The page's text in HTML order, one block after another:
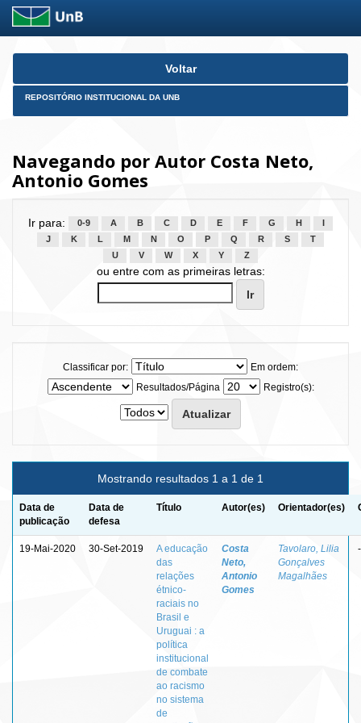
Skip
Voltar
REPOSITÓRIO INSTITUCIONAL DA UNB
Navegando por Autor Costa Neto,
Antonio Gomes
Ir para: 0-9 A B C D E F G H
J
K L M N O P Q R S
T
U
V W X Y Z
ou entre com as primeiras letras:
Classificar por:
Em ordem:
Resultados/Página
Registro(s):
Mostrando resultados 1 a 1 de 1
Data de
publicação
Data de
defesa
Título Autor(es) Orientador(es)
19-Mai-2020 30-Set-2019
A educação
das
relações
étnico-
raciais no
Brasil e
Uruguai : a
política
institucional
de combate
ao racismo
no sistema
de
Costa
Neto,
Antonio
Gomes
Tavolaro, Lilia
Gonçalves
Magalhães
-